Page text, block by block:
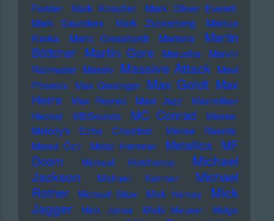
Forster
Mark Knopfler
Mark Oliver Everett
Mark Saunders
Mark Zuckerberg
Markus
Kavka
Marlo Grosshardt Marteria
Martin
Böttcher Martin Gore Marusha
Marvin
Rainwater Massiv Massive Attack Mavi
Phoenix Max Giesinger Max Goldt Max
Herre
Max Romeo Maxi Jazz
Maximilian
Hecker
MBSounds MC Conrad
Meese
Melody's Echo Chamber
Mense Reents
Mesut Özil
Metal Hammer Metallica MF
Doom
Michael Hutchence
Michael
Jackson
Michael Kemner
Michael
Rother
Michael Stipe Mick Harvey
Mick
Jagger
Mick Jones Micki Meuser
Midge